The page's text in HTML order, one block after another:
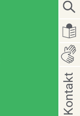
Kontakt